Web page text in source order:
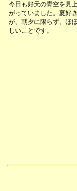
今日も好天の青空を見
がっていました。夏好
が、朝夕に限らず、ほ
しいことです。